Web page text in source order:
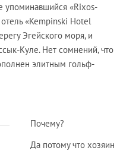
упоминавшийся «Rixos-
«Kempinski Hotel
Эгейского моря, и
Куле. Нет сомнений, что
элитным гольф-
Почему?
Да потому что хозяин